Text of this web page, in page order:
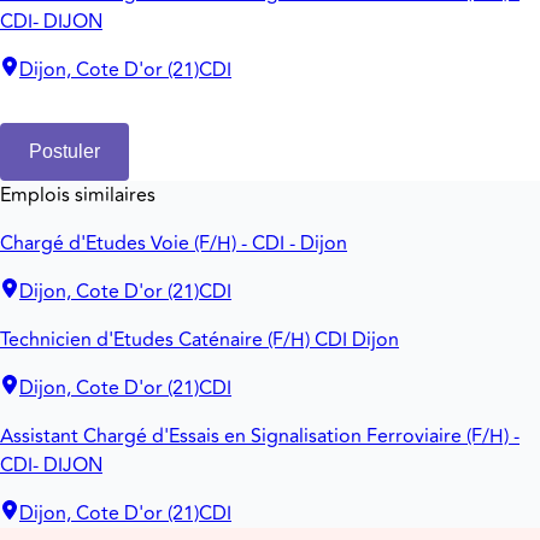
CDI- DIJON
Dijon, Cote D'or (21)CDI
Postuler
Emplois similaires
Chargé d'Etudes Voie (F/H) - CDI - Dijon
Dijon, Cote D'or (21)CDI
Technicien d'Etudes Caténaire (F/H) CDI Dijon
Dijon, Cote D'or (21)CDI
Assistant Chargé d'Essais en Signalisation Ferroviaire (F/H) -
CDI- DIJON
Dijon, Cote D'or (21)CDI